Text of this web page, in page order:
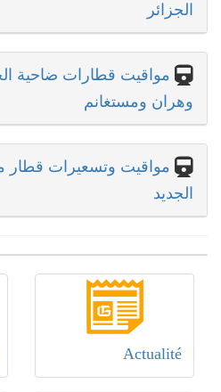
الجزائر
مواقيت قطارات ضاحية
وهران ومستغانم
مواقيت وتسعيرات قطار
الجديد
Actualité